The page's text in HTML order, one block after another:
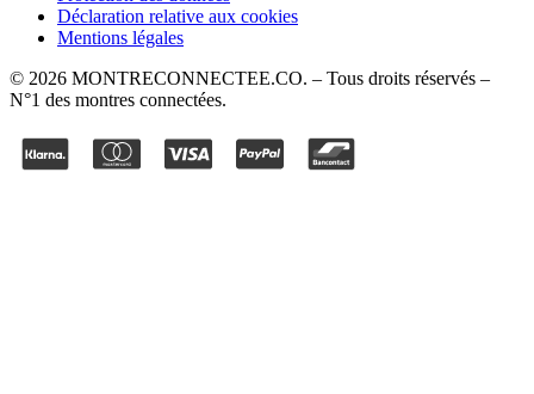
Déclaration relative aux cookies
Mentions légales
© 2026 MONTRECONNECTEE.CO. – Tous droits réservés –
N°1 des montres connectées.